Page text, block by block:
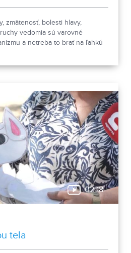
zmätenosť, bolesti hlavy,
vedomia sú varovné
a netreba to brať na ľahkú
02:18
tela